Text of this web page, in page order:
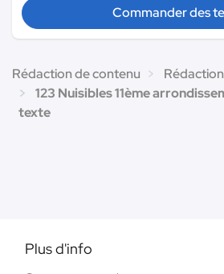
Commander des
Rédaction de contenu
123 Nuisibles 11ème
texte
Plus d'info